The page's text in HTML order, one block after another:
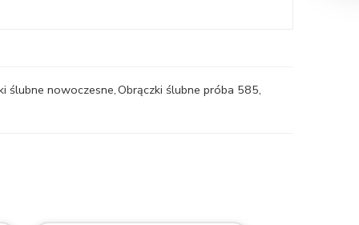
ślubne nowoczesne,Obrączki ślubne próba 585,